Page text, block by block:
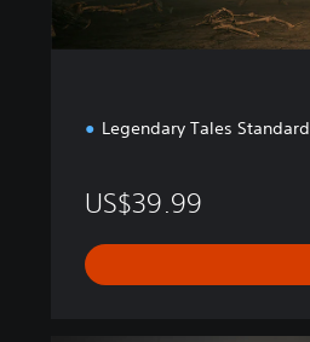
Legendary Tales Standard
US$39.99